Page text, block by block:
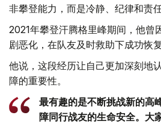
非攀登能力，而是冷静、纪律和责任
2021年攀登汗腾格里峰期间，他曾
剧恶化，在队友及时救助下成功恢
他说，这段经历让自己更加深刻地
障的重要性。
最有趣的是不断挑战新的高
障同行战友的生命安全。大